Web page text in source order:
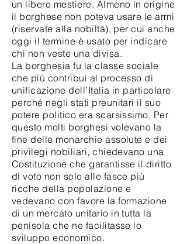
un libero mestiere. Almeno in origine
il borghese non poteva usare le armi
(riservate alla nobiltà), per cui anche
oggi il termine è usato per indicare
chi non veste una divisa.
La borghesia fu la classe sociale
che più contribuì al processo di
unificazione dell’Italia in particolare
perché negli stati preunitari il suo
potere politico era scarsissimo. Per
questo molti borghesi volevano la
fine delle monarchie assolute e dei
privilegi nobiliari, chiedevano una
Costituzione che garantisse il diritto
di voto non solo alle fasce più
ricche della popolazione e
vedevano con favore la formazione
di un mercato unitario in tutta la
penisola che ne facilitasse lo
sviluppo economico.